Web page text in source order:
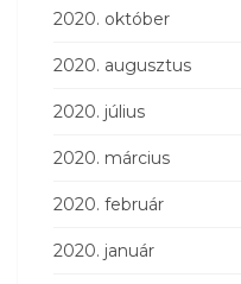
2020. október
2020. augusztus
2020. július
2020. március
2020. február
2020. január